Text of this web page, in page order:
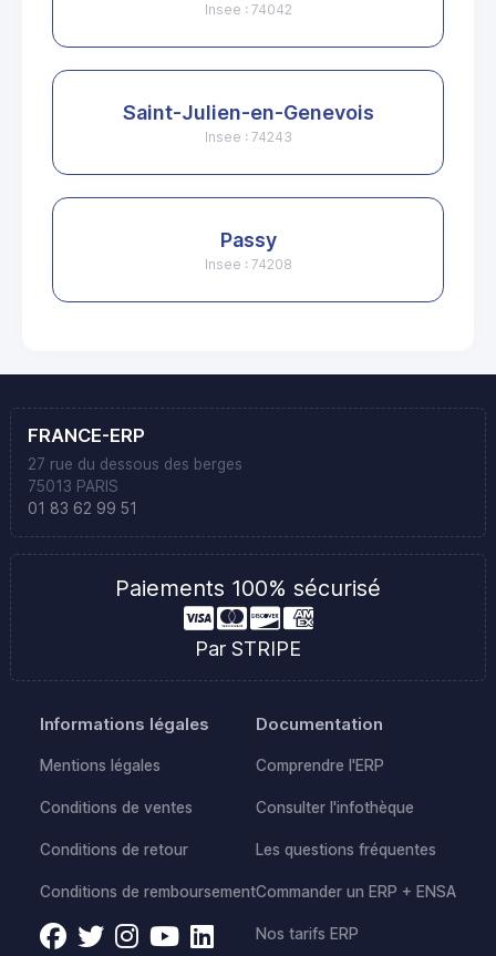
Insee : 74042
Saint-Julien-en-Genevois
Insee : 74243
Passy
Insee : 74208
FRANCE-ERP
27 rue du dessous des berges
75013 PARIS
01 83 62 99 51
Paiements 100% sécurisé
Par STRIPE
Informations légales
Mentions légales
Conditions de ventes
Conditions de retour
Conditions de remboursement
Documentation
Comprendre l'ERP
Consulter l'infothèque
Les questions fréquentes
Commander un ERP + ENSA
Nos tarifs ERP